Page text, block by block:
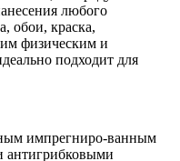
любого
обои, краска,
физическим и
подходит для
импрегниро-ванным
антигрибковыми